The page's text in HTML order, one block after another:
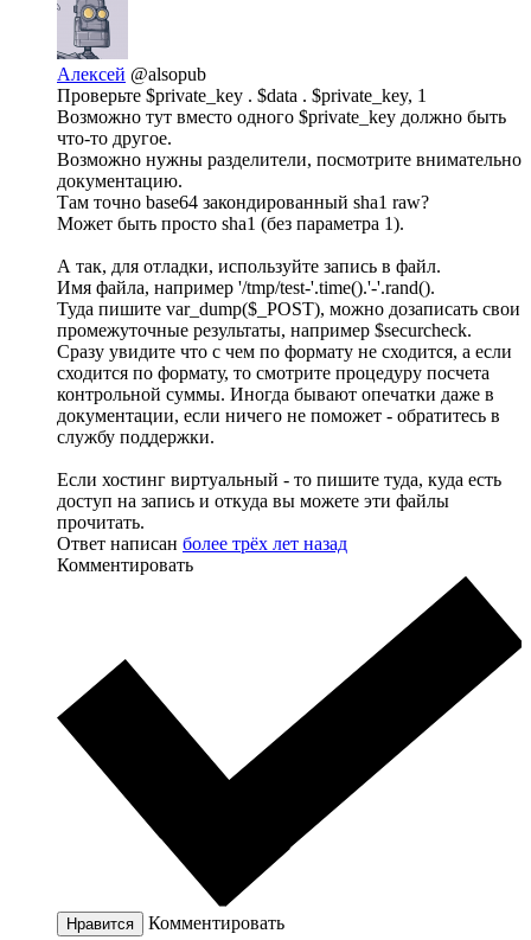
Алексей @alsopub
Проверьте $private_key . $data . $private_key, 1
Возможно тут вместо одного $private_key должно быть
что-то другое.
Возможно нужны разделители, посмотрите внимательно
документацию.
Там точно base64 закондированный sha1 raw?
Может быть просто sha1 (без параметра 1).
А так, для отладки, используйте запись в файл.
Имя файла, например '/tmp/test-'.time().'-'.rand().
Туда пишите var_dump($_POST), можно дозаписать свои
промежуточные результаты, например $securcheck.
Сразу увидите что с чем по формату не сходится, а если
сходится по формату, то смотрите процедуру посчета
контрольной суммы. Иногда бывают опечатки даже в
документации, если ничего не поможет - обратитесь в
службу поддержки.
Если хостинг виртуальный - то пишите туда, куда есть
доступ на запись и откуда вы можете эти файлы
прочитать.
Ответ написан более трёх лет назад
Комментировать
Нравится Комментировать